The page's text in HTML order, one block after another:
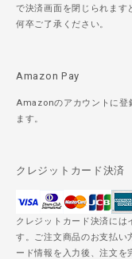
で決済画面を閉じられます
何卒ご了承ください。
Amazon Pay
Amazonのアカウントに登
ます。
クレジットカード決済
クレジットカード決済には
す。ご注文商品のお支払い
ード情報を入力後、注文を